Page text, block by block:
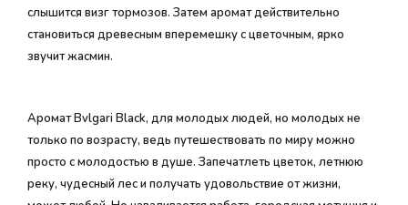
слышится визг тормозов. Затем аромат действительно
становиться древесным вперемешку с цветочным, ярко
звучит жасмин.
Аромат Bvlgari Black, для молодых людей, но молодых не
только по возрасту, ведь путешествовать по миру можно
просто с молодостью в душе. Запечатлеть цветок, летнюю
реку, чудесный лес и получать удовольствие от жизни,